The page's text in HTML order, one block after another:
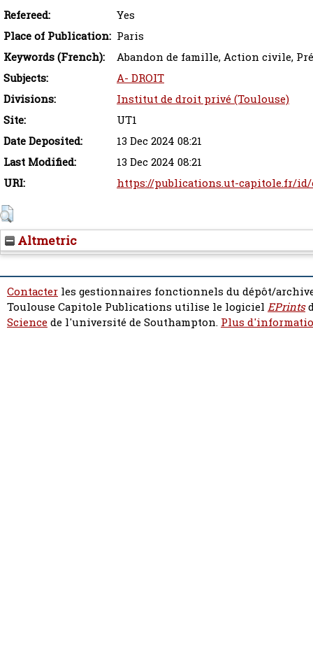
Refereed:
Yes
Place of Publication: Paris
Keywords (French):
Abandon de famille, Action civile,
Subjects:
A- DROIT
Divisions:
Institut de droit privé (Toulouse)
Site:
UT1
Date Deposited:
13 Dec 2024 08:21
Last Modified:
13 Dec 2024 08:21
URI:
https://publications.ut-capitole.fr/
Altmetric
Contacter les gestionnaires fonctionnels du dépôt/
Toulouse Capitole Publications utilise le logiciel EPrints
Sciencede l'université de Southampton. Plus